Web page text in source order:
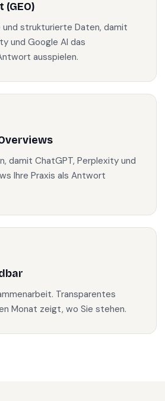
und strukturierte Daten, damit
und Google AI das
ausspielen.
damit ChatGPT, Perplexity und
Ihre Praxis als Antwort
Transparentes
Monat zeigt, wo Sie stehen.